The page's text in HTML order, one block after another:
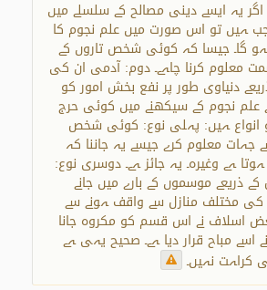
یہ ایسے دینی مصالح کے سلسلے میں
ہیں تو اس صورت میں علم نجوم کا
گا۔ جیسا کہ کوئی شخص تاروں کے
معلوم کرنا چاہے۔ دوم: آدمی ان کی
دنیاوی طور پر نفع بخش امور کو
علم نجوم کے سیکھنے میں کوئی حرج
انواع ہیں: پہلی نوع: کوئی شخص
معلوم کرے جیسے یہ جاننا کہ
ہے وغیرہ۔ یہ جائز ہے۔ دوسری نوع:
موسموں کے بارے میں جانے
مختلف منازل سے واقف ہونے سے
اسلاف نے اس قسم کو مکروہ جانا
مباح قرار دیا ہے۔ صحیح یہی ہے
نہیں۔